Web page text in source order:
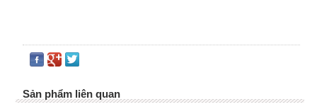
Sản phẩm liên quan